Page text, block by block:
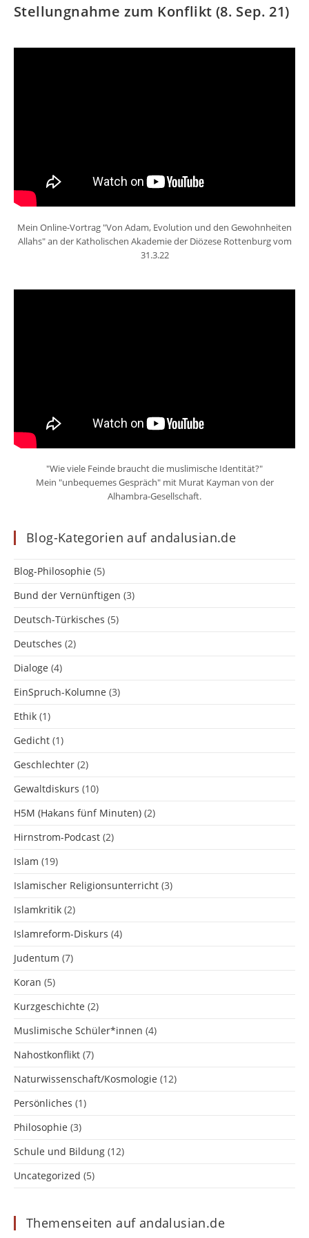
Stellungnahme zum Konflikt (8. Sep. 21)
Mein Online-Vortrag "Von Adam, Evolution und den Gewohnheiten
Allahs" an der Katholischen Akademie der Diözese Rottenburg vom
31.3.22
"Wie viele Feinde braucht die muslimische Identität?"
Mein "unbequemes Gespräch" mit Murat Kayman von der
Alhambra-Gesellschaft.
Blog-Kategorien auf andalusian.de
Blog-Philosophie (5)
Bund der Vernünftigen (3)
Deutsch-Türkisches (5)
Deutsches (2)
Dialoge (4)
EinSpruch-Kolumne (3)
Ethik (1)
Gedicht (1)
Geschlechter (2)
Gewaltdiskurs (10)
H5M (Hakans fünf Minuten) (2)
Hirnstrom-Podcast (2)
Islam (19)
Islamischer Religionsunterricht (3)
Islamkritik (2)
Islamreform-Diskurs (4)
Judentum (7)
Koran (5)
Kurzgeschichte (2)
Muslimische Schüler*innen (4)
Nahostkonflikt (7)
Naturwissenschaft/Kosmologie (12)
Persönliches (1)
Philosophie (3)
Schule und Bildung (12)
Uncategorized (5)
Themenseiten auf andalusian.de